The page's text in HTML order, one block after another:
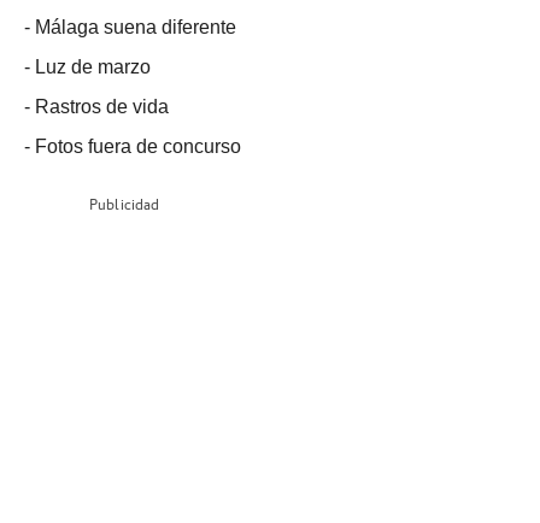
- Málaga suena diferente
- Luz de marzo
- Rastros de vida
- Fotos fuera de concurso
Publicidad